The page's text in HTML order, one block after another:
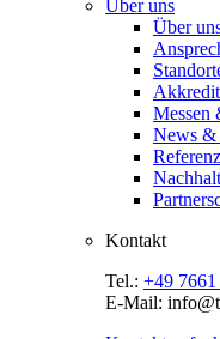
Über uns
Über
Messen
News &
Kontakt
Tel.: +49
E-Mail: